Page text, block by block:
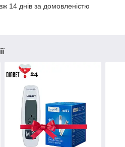
14 днів за домовленістю